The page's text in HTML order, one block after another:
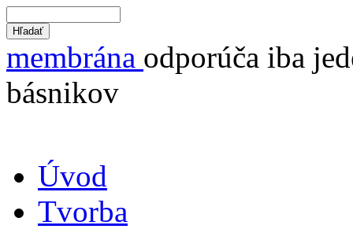
membrána odporúča iba
básnikov
Úvod
Tvorba